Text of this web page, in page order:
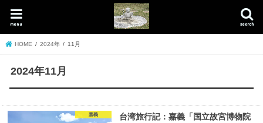
search
menu
HOME 2024年 11月
2024年11月
嘉義
台湾旅行記：嘉義「国立故宮博物院